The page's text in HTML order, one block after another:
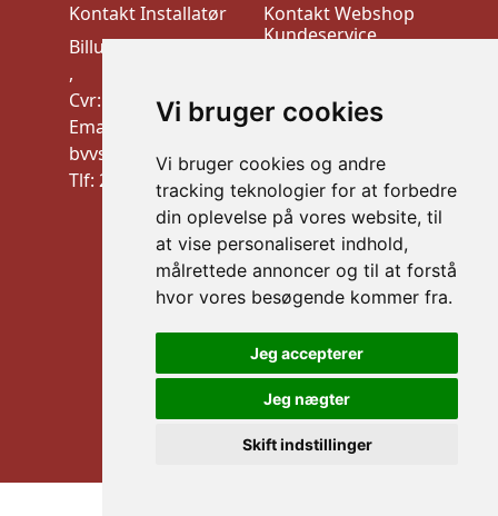
Vi bruger cookies
Vi bruger cookies og andre
tracking teknologier for at forbedre
din oplevelse på vores website, til
at vise personaliseret indhold,
målrettede annoncer og til at forstå
hvor vores besøgende kommer fra.
Jeg accepterer
Jeg nægter
Skift indstillinger
Kontakt Installatør
Billund VVS-Teknik
,
Cvr: 10910900
Email:
bvvstek@gmail.com
Tlf: 20 32 21 09
Kontakt Webshop
Kundeservice
Trudsøvej 10, 7600
Struer
mail: info@vek.dk
TLF: Al henvendelse
via mail
Information
Handelsbetingelser
B2B LOGIN
Sikker betaling